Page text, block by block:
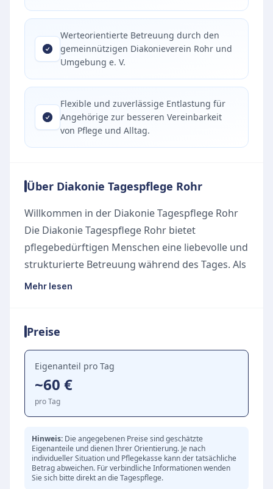
Werteorientierte Betreuung durch den
gemeinnützigen Diakonieverein Rohr und
Umgebung e. V.
Flexible und zuverlässige Entlastung für
Angehörige zur besseren Vereinbarkeit
von Pflege und Alltag.
Über Diakonie Tagespflege Rohr
Willkommen in der Diakonie Tagespflege Rohr
Die Diakonie Tagespflege Rohr bietet
pflegebedürftigen Menschen eine liebevolle und
strukturierte Betreuung während des Tages. Als
Einrichtung des gemeinnützigen
Werte. Hier finden Senioren eine verlässliche
Tagesstruktur, die von Gemeinschaft und
sozialem Miteinander geprägt ist.
Gemeinschaft und sinnvolle Beschäftigung
Im Mittelpunkt des Tagesablaufs stehen soziale
Kontakte und vielfältige gemeinschaftliche
Aktivitäten. Die qualifizierten Mitarbeitenden
sorgen für eine sinnvolle Beschäftigung, die
sowohl die sozialen als auch die kognitiven
Mehr lesen
Preise
Eigenanteil pro Tag
~60 €
pro Tag
Hinweis: Die angegebenen Preise sind geschätzte
Eigenanteile und dienen Ihrer Orientierung. Je nach
individueller Situation und Pflegekasse kann der tatsächliche
Betrag abweichen. Für verbindliche Informationen wenden
Sie sich bitte direkt an die Tagespflege.